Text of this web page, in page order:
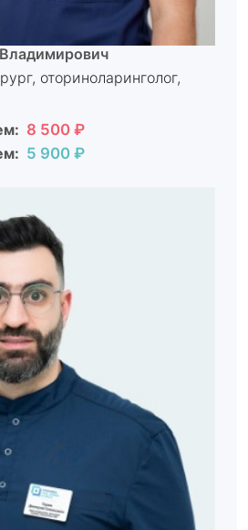
оториноларинголог,
8 500 ₽
5 900 ₽